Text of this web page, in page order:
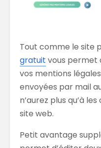
Tout comme le site
gratuit vous permet
vos mentions
envoyées par mail
n’aurez plus qu’à
site web.
Petit avantage